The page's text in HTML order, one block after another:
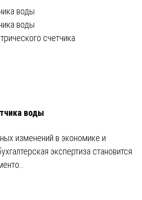
воды
воды
счетчика
воды
изменений в экономике и
экспертиза становится